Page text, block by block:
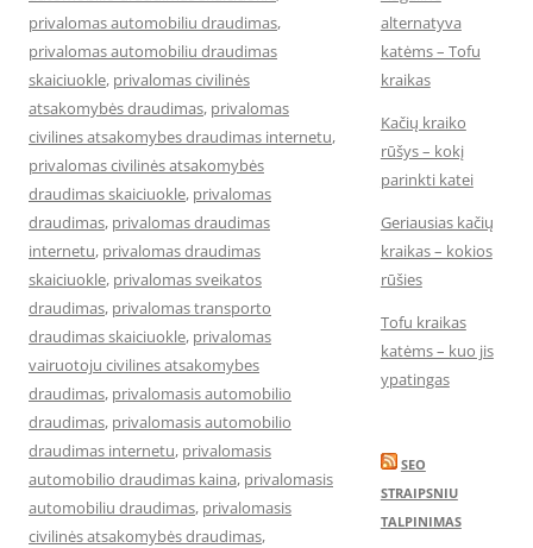
privalomas automobiliu draudimas,
privalomas automobiliu draudimas
skaiciuokle, privalomas civilinės
atsakomybės draudimas, privalomas
civilines atsakomybes draudimas internetu,
privalomas civilinės atsakomybės
draudimas skaiciuokle, privalomas
draudimas, privalomas draudimas
internetu, privalomas draudimas
skaiciuokle, privalomas sveikatos
draudimas, privalomas transporto
draudimas skaiciuokle, privalomas
vairuotoju civilines atsakomybes
draudimas, privalomasis automobilio
draudimas, privalomasis automobilio
draudimas internetu, privalomasis
automobilio draudimas kaina, privalomasis
automobiliu draudimas, privalomasis
civilinės atsakomybės draudimas,
alternatyva
katėms – Tofu
kraikas
Kačių kraiko
rūšys – kokį
parinkti katei
Geriausias kačių
kraikas – kokios
rūšies
Tofu kraikas
katėms – kuo jis
ypatingas
SEO
STRAIPSNIU
TALPINIMAS